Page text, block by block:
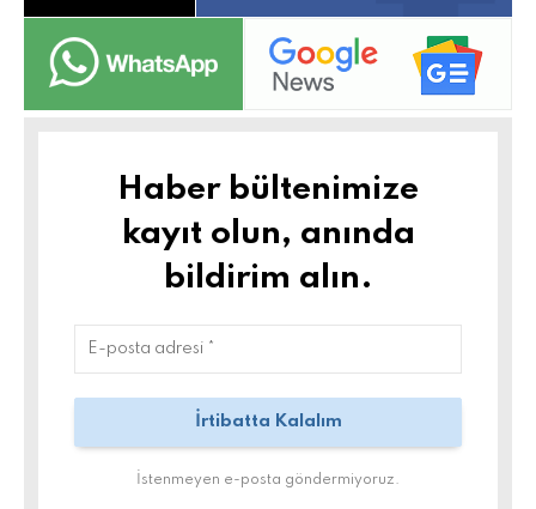
Haber bültenimize
kayıt olun, anında
bildirim alın.
İstenmeyen e-posta göndermiyoruz.